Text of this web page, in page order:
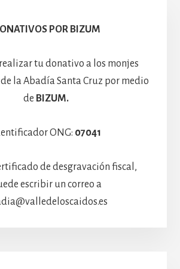
Hospedería
POR BIZUM
tu donativo a los monjes
la Abadía Santa Cruz por medio
de BIZUM.
ONG: 07041
de desgravación fiscal,
escribir un correo a